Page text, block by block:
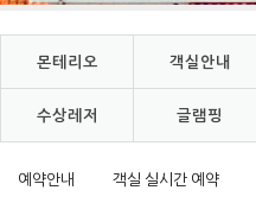
몬테리오 객실안내
수상레저 글램핑
예약안내 객실 실시간 예약